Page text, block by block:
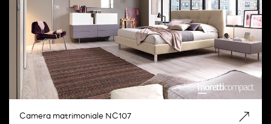
Camera matrimoniale NC107